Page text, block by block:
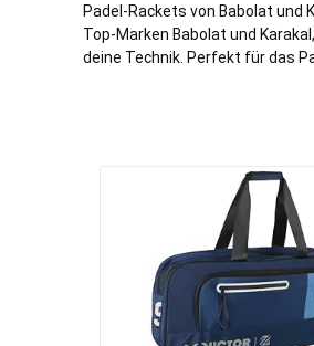
Padel-Rackets von Babolat und
Top-Marken Babolat und
deine Technik. Perfekt für das